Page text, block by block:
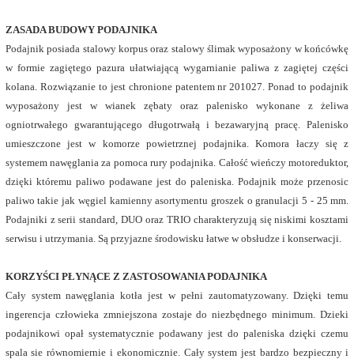
ZASADA BUDOWY PODAJNIKA
Podajnik posiada stalowy korpus oraz stalowy ślimak wyposażony w końcówkę
w formie zagiętego pazura ułatwiającą wygarnianie paliwa z zagiętej części
kolana. Rozwiązanie to jest chronione patentem nr 201027. Ponad to podajnik
wyposażony jest w wianek zębaty oraz palenisko wykonane z żeliwa
ogniotrwałego gwarantującego długotrwałą i bezawaryjną pracę. Palenisko
umieszczone jest w komorze powietrznej podajnika. Komora łaczy się z
systemem nawęglania za pomoca rury podajnika. Całość wieńczy motoreduktor,
dzięki któremu paliwo podawane jest do paleniska. Podajnik może przenosic
paliwo takie jak węgiel kamienny asortymentu groszek o granulacji 5 - 25 mm.
Podajniki z serii standard, DUO oraz TRIO charakteryzują się niskimi kosztami
serwisu i utrzymania. Są przyjazne środowisku łatwe w obsłudze i konserwacji.
KORZYŚCI PŁYNĄCE Z ZASTOSOWANIA PODAJNIKA
Cały system nawęglania kotła jest w pełni zautomatyzowany. Dzięki temu
ingerencja człowieka zmniejszona zostaje do niezbędnego minimum. Dzieki
podajnikowi opał systematycznie podawany jest do paleniska dzięki czemu
spala sie równomiernie i ekonomicznie. Cały system jest bardzo bezpieczny i